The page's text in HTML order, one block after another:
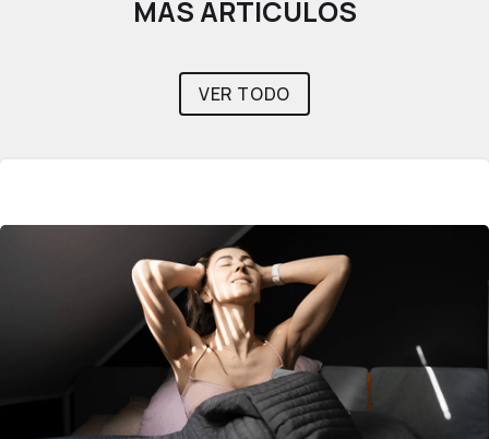
MÁS ARTÍCULOS
VER TODO